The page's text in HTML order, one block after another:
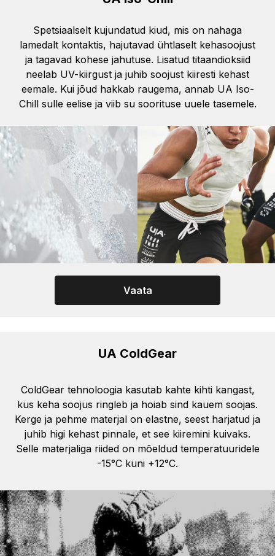
Spetsiaalselt kujundatud kiud, mis on nahaga
lamedalt kontaktis, hajutavad ühtlaselt kehasoojust
ja tagavad kohese jahutuse. Lisatud titaandioksiid
neelab UV-kiirgust ja juhib soojust kiiresti kehast
eemale. Kui jõud hakkab raugema, annab UA Iso-
Chill sulle eelise ja viib su soorituse uuele tasemele.
Vaata
UA ColdGear
ColdGear tehnoloogia kasutab kahte kihti kangast,
kus keha soojus ringleb ja hoiab sind kauem soojas.
Kerge ja pehme materjal on elastne, seest harjatud ja
juhib higi kehast pinnale, et see kiiremini kuivaks.
Selle materjaliga riided on mõeldud temperatuuridele
-15°C kuni +12°C.